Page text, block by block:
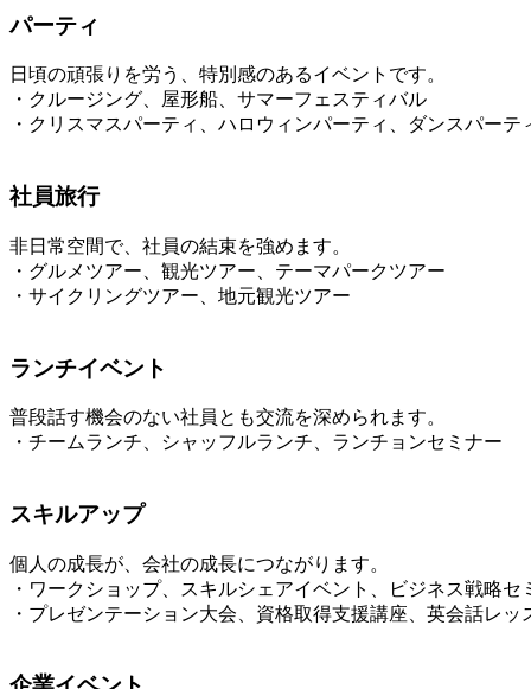
パーティ
日頃の頑張りを労う、特別感のあるイベントです。
・クルージング、屋形船、サマーフェスティバル
・クリスマスパーティ、ハロウィンパーティ、ダンスパーテ
社員旅行
非日常空間で、社員の結束を強めます。
・グルメツアー、観光ツアー、テーマパークツアー
・サイクリングツアー、地元観光ツアー
ランチイベント
普段話す機会のない社員とも交流を深められます。
・チームランチ、シャッフルランチ、ランチョンセミナー
スキルアップ
個人の成長が、会社の成長につながります。
・ワークショップ、スキルシェアイベント、ビジネス戦略セ
・プレゼンテーション大会、資格取得支援講座、英会話レッ